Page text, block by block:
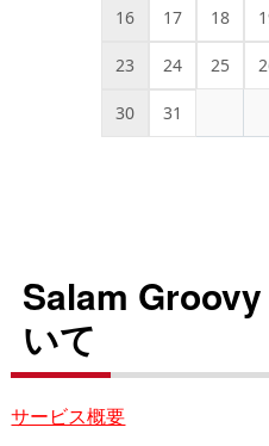
16 17 18
23 24 25
30 31
Salam
いて
サービス概要